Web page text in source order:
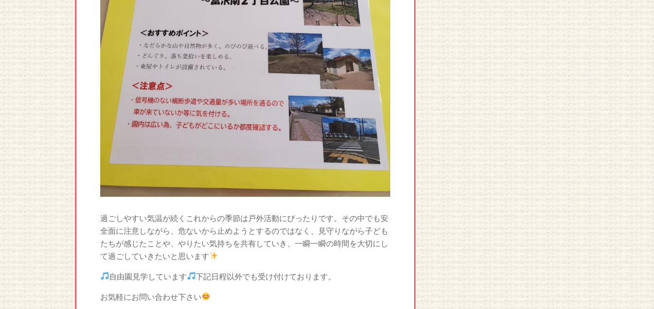
過ごしやすい気温が続くこれからの季節は戸外活動にぴったりです。その中でも安
全面に注意しながら、危ないから止めようとするのではなく、見守りながら子ども
たちが感じたことや、やりたい気持ちを共有していき、一瞬一瞬の時間を大切にし
て過ごしていきたいと思います
自由園見学しています 下記日程以外でも受け付けております。
お気軽にお問い合わせ下さい